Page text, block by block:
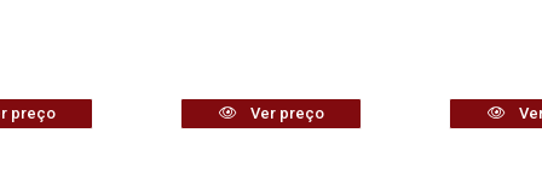
preço Ver preço